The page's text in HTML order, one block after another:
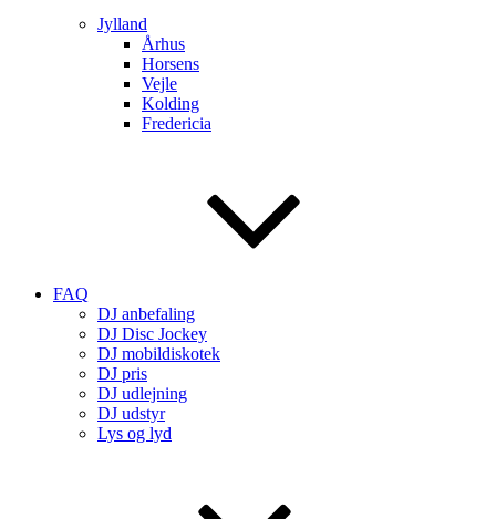
Jylland
Århus
Horsens
Vejle
Kolding
Fredericia
FAQ
DJ anbefaling
DJ Disc Jockey
DJ mobildiskotek
DJ pris
DJ udlejning
DJ udstyr
Lys og lyd